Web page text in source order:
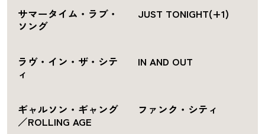
サマータイム・ラブ・
ソング
JUST TONIGHT(+1)
ラヴ・イン・ザ・シテ
ィ
IN AND OUT
ギャルソン・ギャング
／ROLLING AGE
ファンク・シティ